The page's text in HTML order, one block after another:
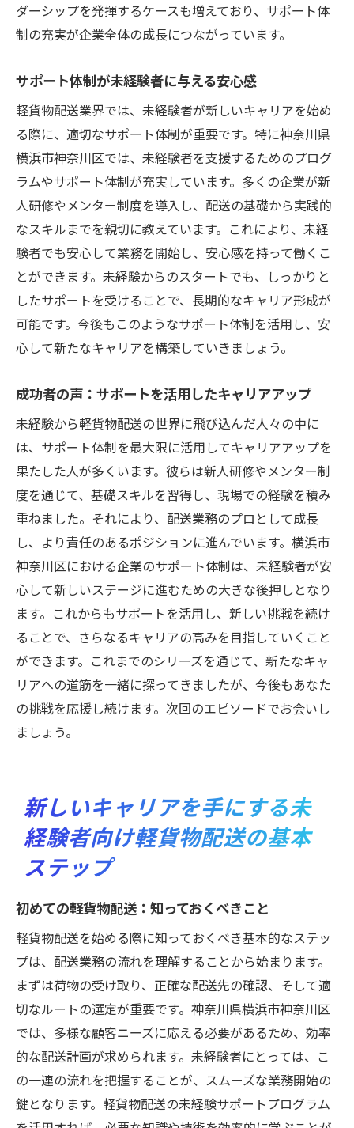
ダーシップを発揮するケースも増えており、サポート体
制の充実が企業全体の成長につながっています。
サポート体制が未経験者に与える安心感
軽貨物配送業界では、未経験者が新しいキャリアを始め
る際に、適切なサポート体制が重要です。特に神奈川県
横浜市神奈川区では、未経験者を支援するためのプログ
ラムやサポート体制が充実しています。多くの企業が新
人研修やメンター制度を導入し、配送の基礎から実践的
なスキルまでを親切に教えています。これにより、未経
験者でも安心して業務を開始し、安心感を持って働くこ
とができます。未経験からのスタートでも、しっかりと
したサポートを受けることで、長期的なキャリア形成が
可能です。今後もこのようなサポート体制を活用し、安
心して新たなキャリアを構築していきましょう。
成功者の声：サポートを活用したキャリアアップ
未経験から軽貨物配送の世界に飛び込んだ人々の中に
は、サポート体制を最大限に活用してキャリアアップを
果たした人が多くいます。彼らは新人研修やメンター制
度を通じて、基礎スキルを習得し、現場での経験を積み
重ねました。それにより、配送業務のプロとして成長
し、より責任のあるポジションに進んでいます。横浜市
神奈川区における企業のサポート体制は、未経験者が安
心して新しいステージに進むための大きな後押しとなり
ます。これからもサポートを活用し、新しい挑戦を続け
ることで、さらなるキャリアの高みを目指していくこと
ができます。これまでのシリーズを通じて、新たなキャ
リアへの道筋を一緒に探ってきましたが、今後もあなた
の挑戦を応援し続けます。次回のエピソードでお会いし
ましょう。
新しいキャリアを手にする未
経験者向け軽貨物配送の基本
ステップ
初めての軽貨物配送：知っておくべきこと
軽貨物配送を始める際に知っておくべき基本的なステッ
プは、配送業務の流れを理解することから始まります。
まずは荷物の受け取り、正確な配送先の確認、そして適
切なルートの選定が重要です。神奈川県横浜市神奈川区
では、多様な顧客ニーズに応える必要があるため、効率
的な配送計画が求められます。未経験者にとっては、こ
の一連の流れを把握することが、スムーズな業務開始の
鍵となります。軽貨物配送の未経験サポートプログラム